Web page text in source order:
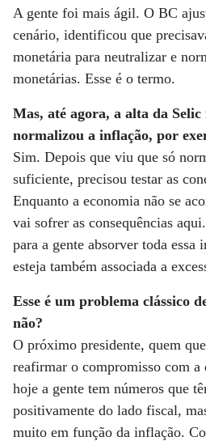
A gente foi mais ágil. O BC
cenário, identificou que
monetária para neutralizar e
monetárias. Esse é o termo.
Mas, até agora, a alta da
normalizou a inflação, por
Sim. Depois que viu que só
suficiente, precisou testar as
Enquanto a economia não se
vai sofrer as consequências
para a gente absorver toda essa
esteja também associada a
Esse é um problema clássico
não?
O próximo presidente, quem
reafirmar o compromisso com
hoje a gente tem números que
positivamente do lado fiscal,
muito em função da inflação.